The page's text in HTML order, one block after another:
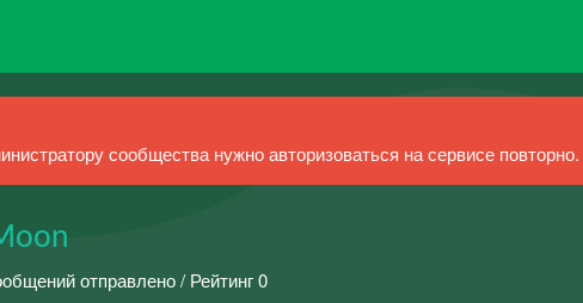
сообщества нужно авторизоваться на сервисе повторно.
отправлено / Рейтинг 0